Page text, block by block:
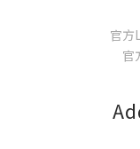
官方
官